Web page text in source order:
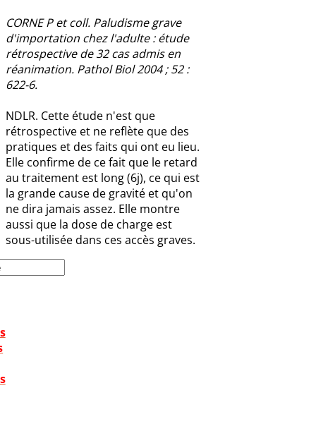
CORNE P et coll. Paludisme grave
d'importation chez l'adulte : étude
rétrospective de 32 cas admis en
réanimation. Pathol Biol 2004 ; 52 :
622-6.
NDLR. Cette étude n'est que
rétrospective et ne reflète que des
pratiques et des faits qui ont eu lieu.
Elle confirme de ce fait que le retard
au traitement est long (6j), ce qui est
la grande cause de gravité et qu'on
ne dira jamais assez. Elle montre
aussi que la dose de charge est
sous-utilisée dans ces accès graves.